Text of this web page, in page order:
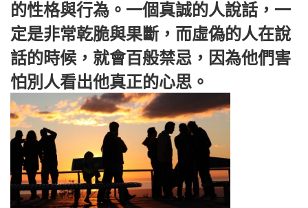
的性格與行為。一個真誠的人說話，一
定是非常乾脆與果斷，而虛偽的人在說
話的時候，就會百般禁忌，因為他們害
怕別人看出他真正的心思。